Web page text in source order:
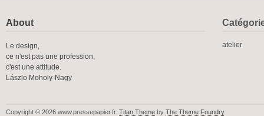
About
Le design,
ce n'est pas une profession,
c'est une attitude.
Lászlo Moholy-Nagy
atelier
Copyright © 2026 www.pressepapier.fr. Titan Theme by The Theme Foundry.